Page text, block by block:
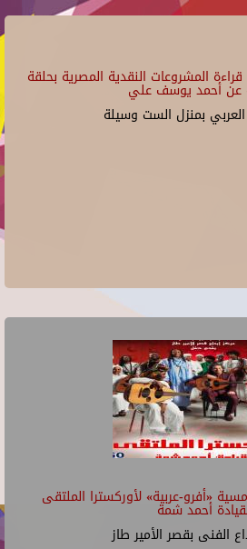
المشروعات النقدية المصرية بحلقة
عن أحمد يوسف علي
بمنزل الست وسيلة
«أفرو-عربية» لأوركسترا الملتقى
أحمد شمة
الفنى بقصر الأمير طاز